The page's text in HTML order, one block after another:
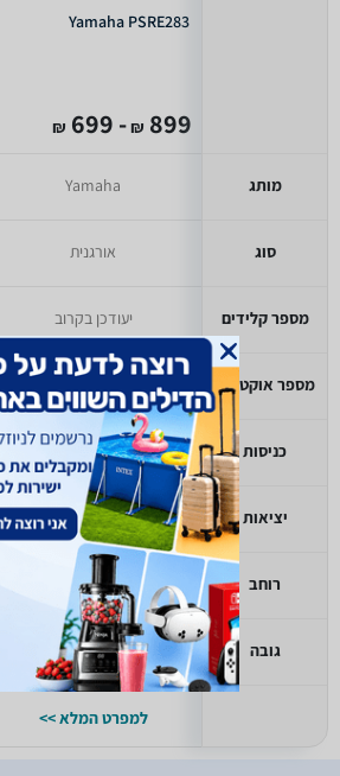
מותג
סוג
מספר קלידים
מספר אוקטבות
כניסות
יציאות
רוחב
גובה
Yamaha PSRE283
899
₪
- 699
₪
Yamaha
אורגנית
יעודכן בקרוב
יעודכן בקרוב
יעודכן בקרוב
יעודכן בקרוב
יעודכן בקרוב
למפרט המלא >>